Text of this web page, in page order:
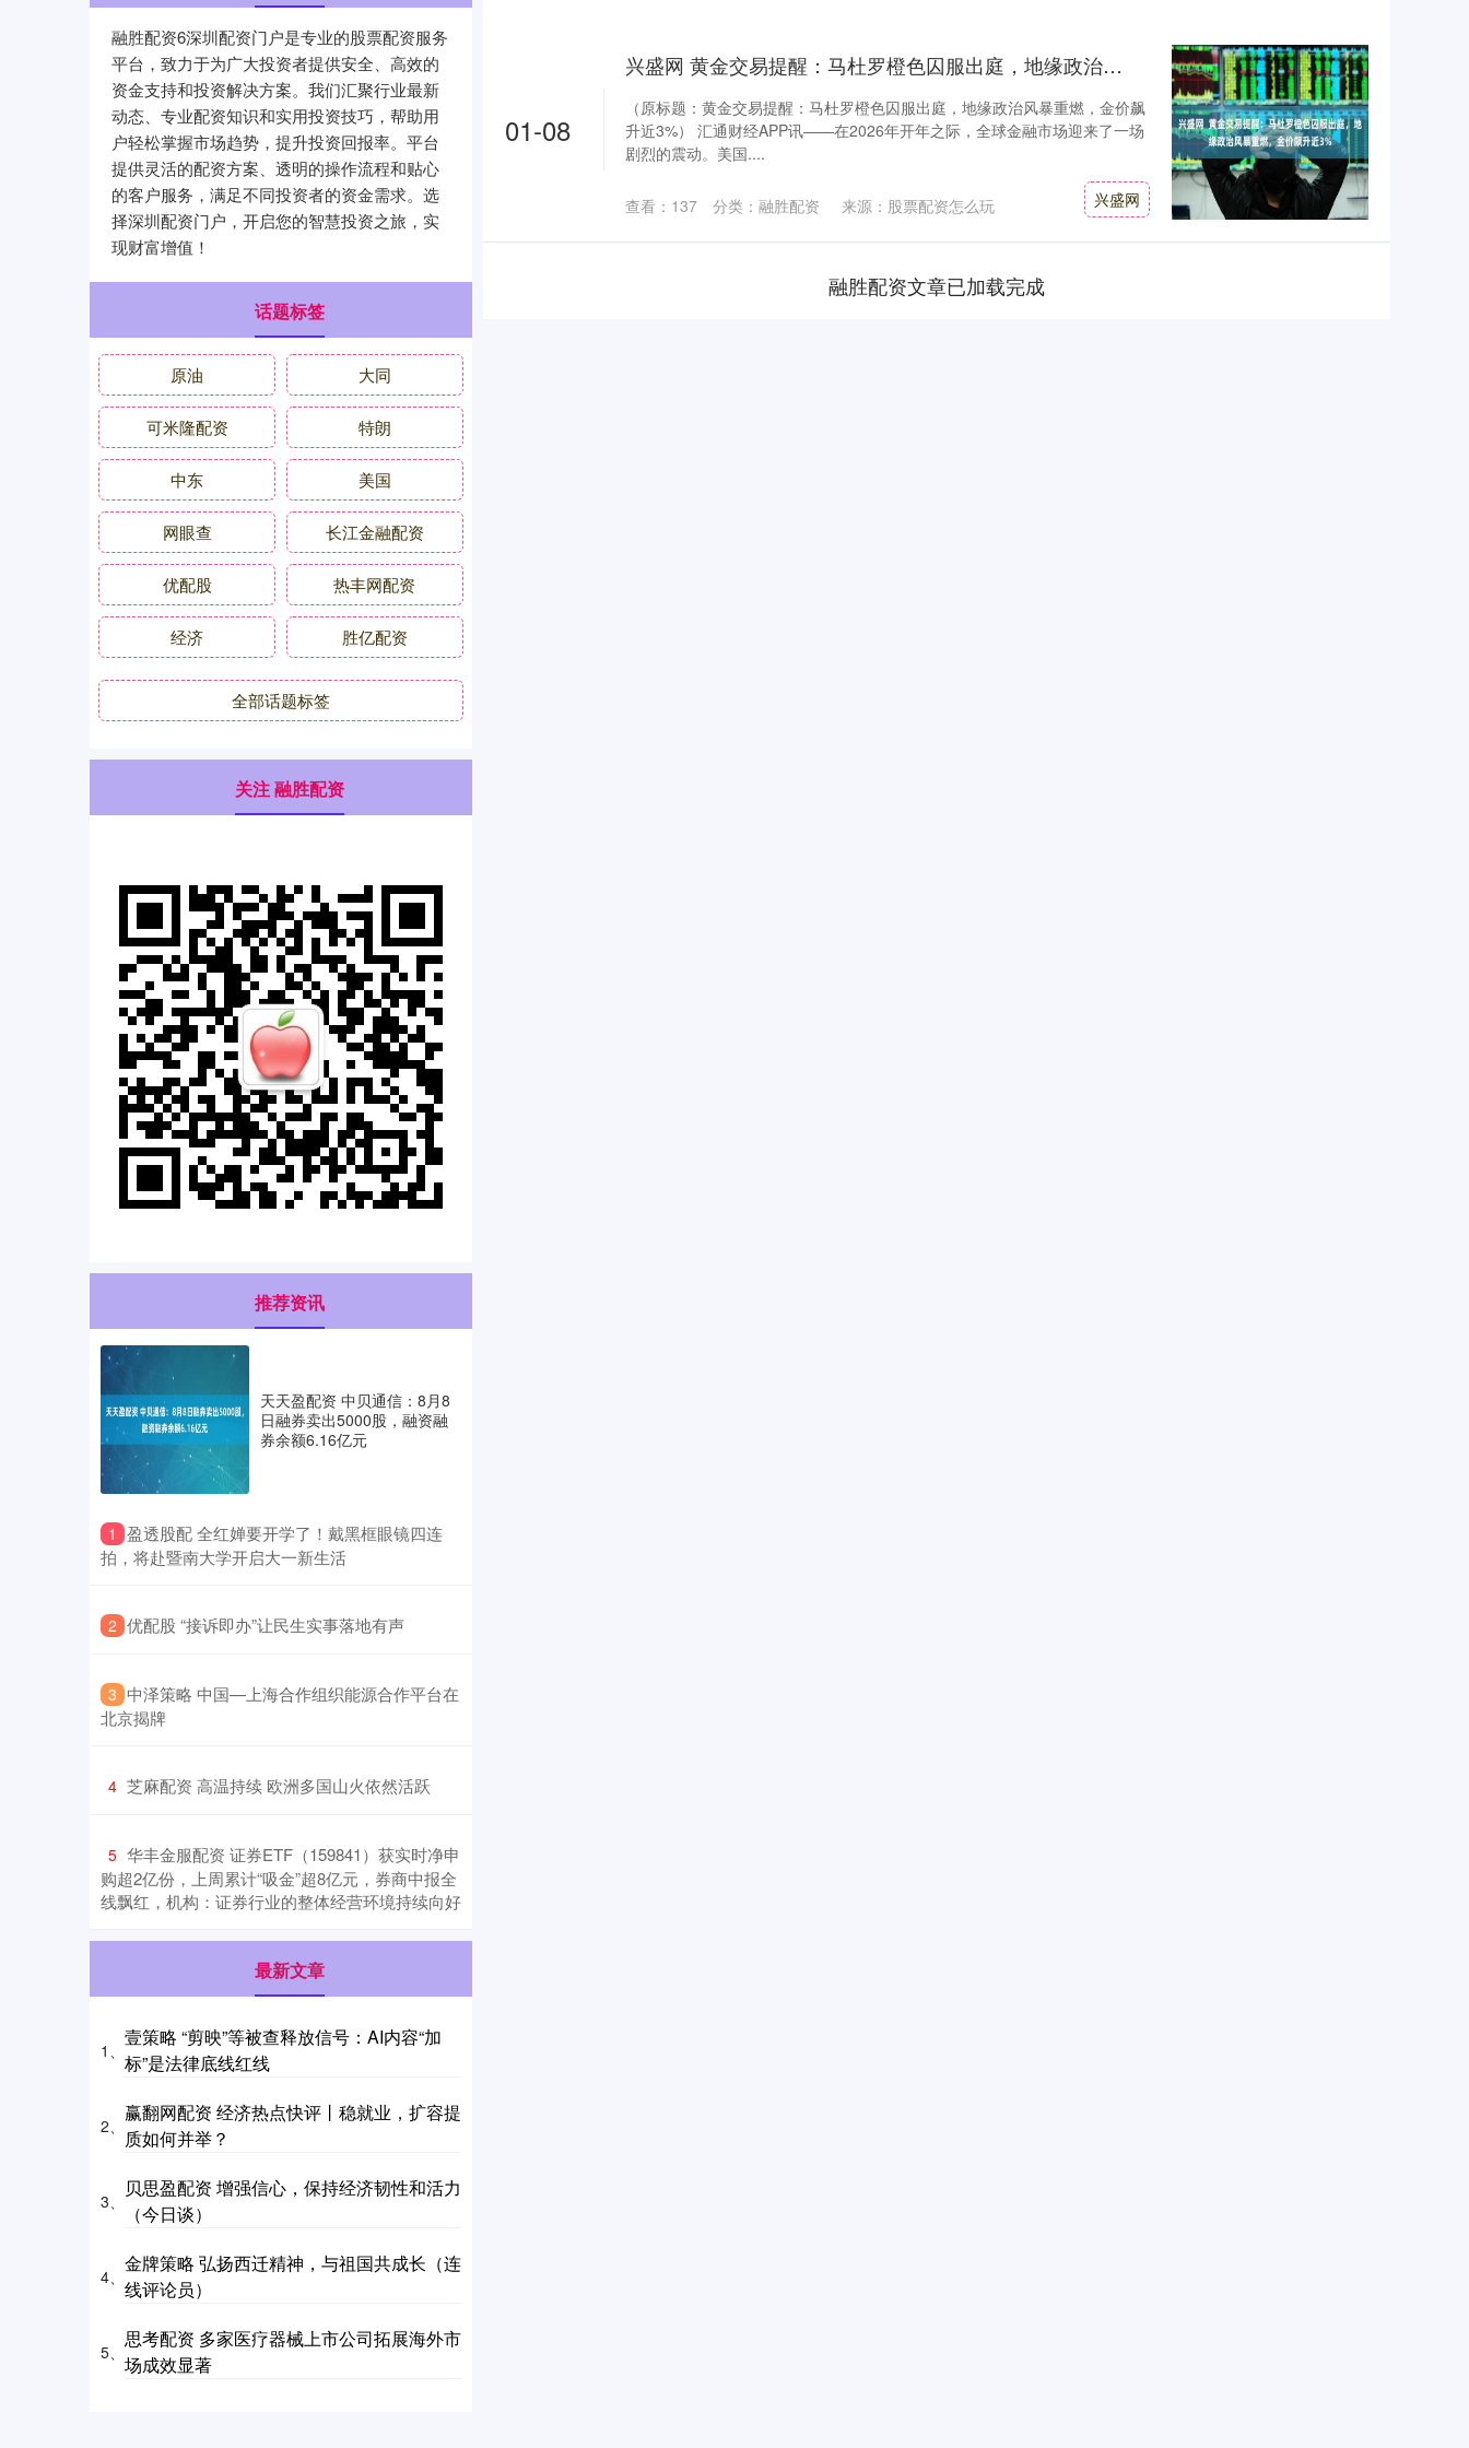
01-08
兴盛网 黄金交易提醒：马杜罗橙色囚服出庭，地缘政治风暴重燃，金价飙升近3%
（原标题：黄金交易提醒：马杜罗橙色囚服出庭，地缘政治风暴重燃，金价飙
升近3%） 汇通财经APP讯——在2026年开年之际，全球金融市场迎来了一场
剧烈的震动。美国....
兴盛网
来源：股票配资怎么玩
查看： 137 分类： 融胜配资
融胜配资文章已加载完成
融胜配资6深圳配资门户是专业的股票配资服务
平台，致力于为广大投资者提供安全、高效的
资金支持和投资解决方案。我们汇聚行业最新
动态、专业配资知识和实用投资技巧，帮助用
户轻松掌握市场趋势，提升投资回报率。平台
提供灵活的配资方案、透明的操作流程和贴心
的客户服务，满足不同投资者的资金需求。选
择深圳配资门户，开启您的智慧投资之旅，实
现财富增值！
话题标签
原油 大同
可米隆配资 特朗
中东 美国
网眼查 长江金融配资
优配股 热丰网配资
经济 胜亿配资
全部话题标签
关注 融胜配资
推荐资讯
天天盈配资 中贝通信：8月8
日融券卖出5000股，融资融
券余额6.16亿元
1 ​盈透股配 全红婵要开学了！戴黑框眼镜四连
拍，将赴暨南大学开启大一新生活
2 ​优配股 “接诉即办”让民生实事落地有声
3 ​中泽策略 中国—上海合作组织能源合作平台在
北京揭牌
4 ​芝麻配资 高温持续 欧洲多国山火依然活跃
5 ​华丰金服配资 证券ETF（159841）获实时净申
购超2亿份，上周累计“吸金”超8亿元，券商中报全
线飘红，机构：证券行业的整体经营环境持续向好
最新文章
1、
壹策略 “剪映”等被查释放信号：AI内容“加
标”是法律底线红线
2、
赢翻网配资 经济热点快评丨稳就业，扩容提
质如何并举？
3、
贝思盈配资 增强信心，保持经济韧性和活力
（今日谈）
4、
金牌策略 弘扬西迁精神，与祖国共成长（连
线评论员）
5、
思考配资 多家医疗器械上市公司拓展海外市
场成效显著